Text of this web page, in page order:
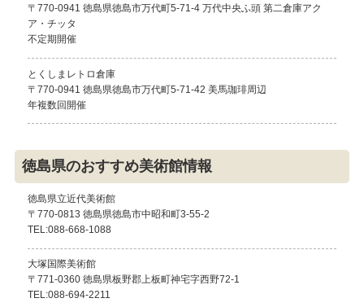
〒770-0941 徳島県徳島市万代町5-71-4 万代中央ふ頭 第二倉庫アク
ア・チッタ
不定期開催
とくしまレトロ倉庫
〒770-0941 徳島県徳島市万代町5-71-42 美馬珈琲周辺
年複数回開催
徳島県のおすすめ美術館情報
徳島県立近代美術館
〒770-0813 徳島県徳島市中昭和町3-55-2
TEL:088-668-1088
大塚国際美術館
〒771-0360 徳島県板野郡上板町神宅字西野72-1
TEL:088-694-2211